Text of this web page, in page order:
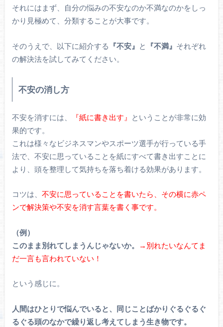
それにはまず、自分の悩みの不安なのか不満なのかをしっ
かり見極めて、分類することが大事です。
そのうえで、以下に紹介する 『不安』 と 『不満』 それぞれ
の解決法を試してみてください。
不安の消し方
不安を消すには、 『紙に書き出す』
ということが非常に効
果的です。
これは様々なビジネスマンやスポーツ選手が行っている手
法で、不安に思っていることを紙にすべて書き出すことに
より、頭を整理して気持ちを落ち着ける効果があります。
コツは、 不安に思っていることを書いたら、その横に赤ペ
ンで解決策や不安を消す言葉を書く事です。
（例）
このまま別れてしまうんじゃないか。
→別れたいなんてま
だ一言も言われていない！
という感じに。
人間はひとりで悩んでいると、同じことばかりぐるぐるぐ
るぐる頭のなかで繰り返し考えてしまう生き物です。